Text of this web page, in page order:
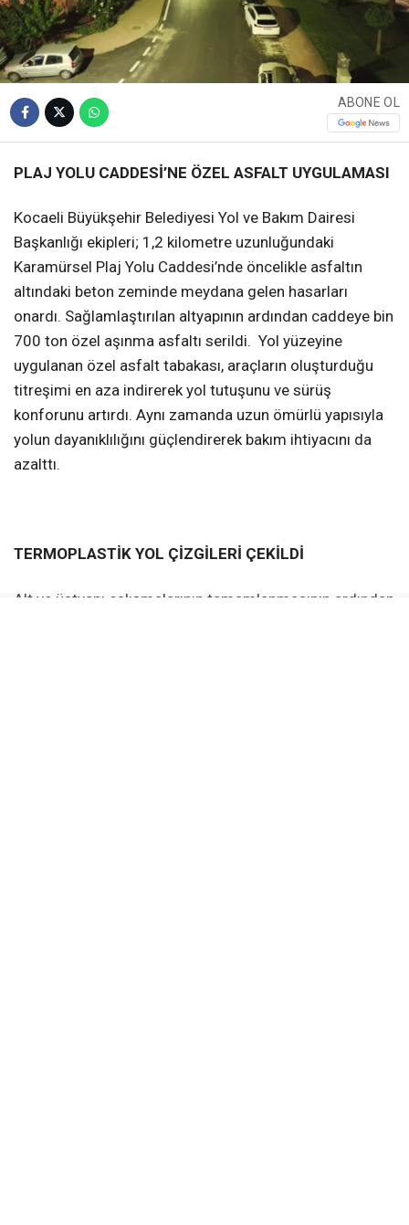
ABONE OL
PLAJ YOLU CADDESİ’NE ÖZEL ASFALT UYGULAMASI
Kocaeli Büyükşehir Belediyesi Yol ve Bakım Dairesi
Başkanlığı ekipleri; 1,2 kilometre uzunluğundaki
Karamürsel Plaj Yolu Caddesi’nde öncelikle asfaltın
altındaki beton zeminde meydana gelen hasarları
onardı. Sağlamlaştırılan altyapının ardından caddeye bin
700 ton özel aşınma asfaltı serildi. Yol yüzeyine
uygulanan özel asfalt tabakası, araçların oluşturduğu
titreşimi en aza indirerek yol tutuşunu ve sürüş
konforunu artırdı. Aynı zamanda uzun ömürlü yapısıyla
yolun dayanıklılığını güçlendirerek bakım ihtiyacını da
azalttı.
TERMOPLASTİK YOL ÇİZGİLERİ ÇEKİLDİ
Alt ve üstyapı çalışmalarının tamamlanmasının ardından